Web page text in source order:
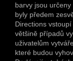
barvy jsou
byly předem
Directions
většině případů
uživatelům
které budou